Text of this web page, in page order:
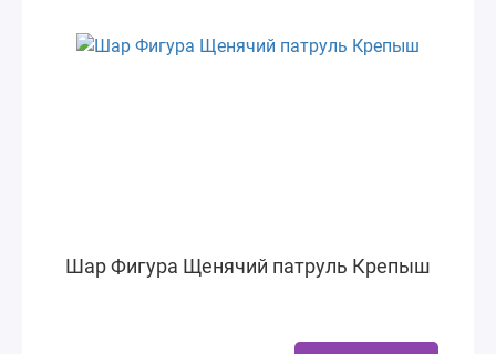
Шар Фигура Щенячий патруль Крепыш